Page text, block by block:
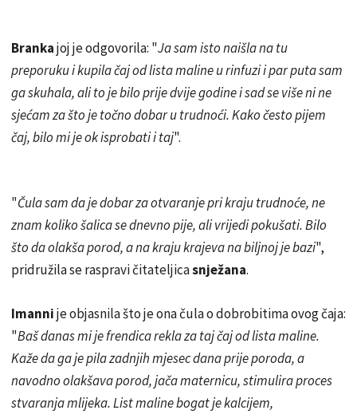
Brankajoj je odgovorila: "Ja sam isto naišla na tu
preporuku i kupila čaj od lista maline u rinfuzi i par puta sam
ga skuhala, ali to je bilo prije dvije godine i sad se više ni ne
sjećam za što je točno dobar u trudnoći. Kako često pijem
čaj, bilo mi je ok isprobati i taj".
"Čula sam da je dobar za otvaranje pri kraju trudnoće, ne
znam koliko šalica se dnevno pije, ali vrijedi pokušati. Bilo
što da olakša porod, a na kraju krajeva na biljnoj je bazi",
pridružila se raspravi čitateljicasnježana.
Imannije objasnila što je ona čula o dobrobitima ovog čaja:
"Baš danas mi je frendica rekla za taj čaj od lista maline.
Kaže da ga je pila zadnjih mjesec dana prije poroda, a
navodno olakšava porod, jača maternicu, stimulira proces
stvaranja mlijeka. List maline bogat je kalcijem,